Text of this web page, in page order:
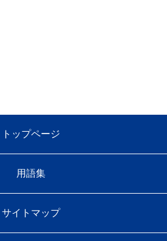
トップページ
用語集
サイトマップ